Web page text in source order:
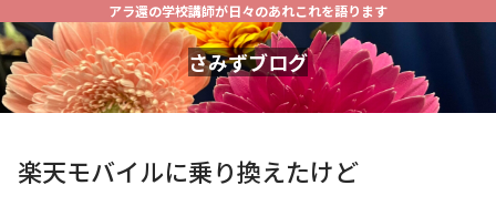
アラ還の学校講師が日々のあれこれを語ります
さみずブログ
楽天モバイルに乗り換えたけど